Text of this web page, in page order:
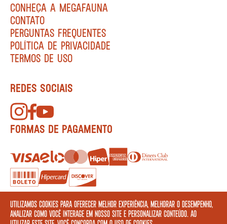
Utilizamos cookies para oferecer melhor experiência, melhorar o desempenho,
analizar como você interage em nosso site e personalizar conteúdo. Ao
CONHEÇA A MEGAFAUNA
CONTATO
PERGUNTAS FREQUENTES
POLÍTICA DE PRIVACIDADE
TERMOS DE USO
REDES SOCIAIS
FORMAS DE PAGAMENTO